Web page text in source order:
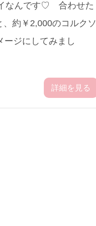
イなんです♡ 合わせた
約￥2,000のコルクソ
ジにしてみまし
詳細を見る